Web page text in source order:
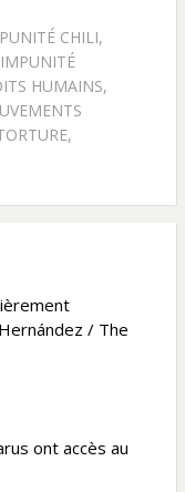
CHILI,
HUMAINS,
,
/ The
ont accès au